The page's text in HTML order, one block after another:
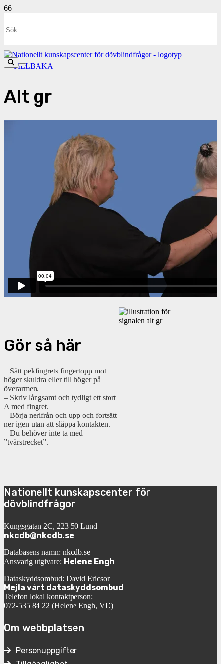
<- TILLBAKA
Alt gr
Gör så här
– Sätt pekfingrets fingertopp mot
höger skuldra eller till höger på
överarmen.
– Skriv långsamt och tydligt ett stort
A med fingret.
– Börja nerifrån och upp och fortsätt
ner igen utan att släppa kontakten.
– Du behöver inte ta med
”tvärstrecket”.
Nationellt kunskapscenter för
dövblindfrågor
Kungsgatan 2C, 223 50 Lund
nkcdb@nkcdb.se
Databasens namn: nkcdb.se
Ansvarig utgivare: Helene Engh
Dataskyddsombud: David Ericson
Mejla vårt dataskyddsombud
Telefon lokal kontaktperson:
072-535 84 22 (Helene Engh, VD)
Om webbplatsen
Personuppgifter